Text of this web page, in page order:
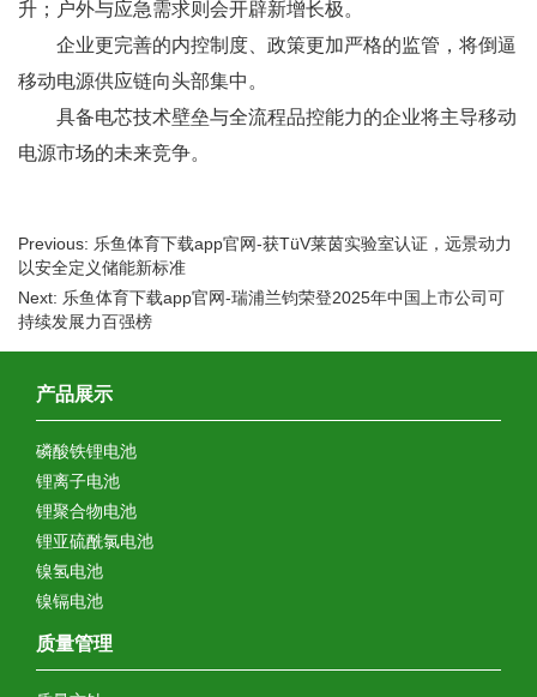
升；户外与应急需求则会开辟新增长极。
企业更完善的内控制度、政策更加严格的监管，将倒逼
移动电源供应链向头部集中。
具备电芯技术壁垒与全流程品控能力的企业将主导移动
电源市场的未来竞争。
Previous: 乐鱼体育下载app官网-获TüV莱茵实验室认证，远景动力
以安全定义储能新标准
Next: 乐鱼体育下载app官网-瑞浦兰钧荣登2025年中国上市公司可
持续发展力百强榜
产品展示
磷酸铁锂电池
锂离子电池
锂聚合物电池
锂亚硫酰氯电池
镍氢电池
镍镉电池
质量管理